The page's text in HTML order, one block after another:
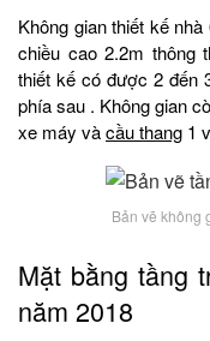
Không gian thiết kế
chiều cao 2.2m thông
thiết kế có được 2 đến
phía sau . Không gian
xe máy vàcầu thang 1
Bản vẽ không
Mặt bằng tầng
năm 2018